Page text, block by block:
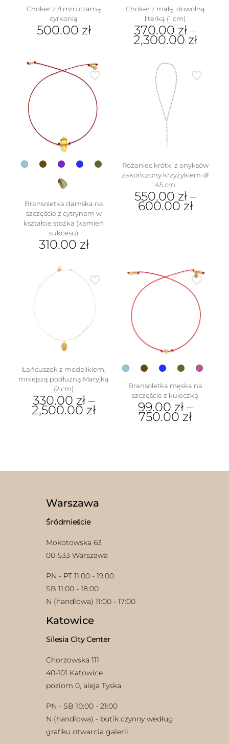
Choker z 8 mm czarną
cyrkonią
500.00 zł
Choker z małą, dowolną
literką (1 cm)
370.00 zł –
2,300.00 zł
produkt
ma
wiele
wariantów.
Opcje
można
wybrać
na
stronie
produktu
Bransoletka damska na
szczęście z cytrynem w
kształcie stożka (kamień
sukcesu)
310.00 zł
wariantów.
stronie
Różaniec krótki z onyksów
zakończony krzyżykiem dł
45 cm
550.00 zł–
600.00 zł
można
wybrać
Łańcuszek z medalikiem,
mniejszą podłużną Maryjką
(2 cm)
330.00 zł –
2,500.00 zł
Opcje
na
produktu
Bransoletka męska na
szczęście z kuleczką
99.00 zł–
750.00 zł
Warszawa
Śródmieście
Mokotowska 63
00-533 Warszawa
PN - PT 11:00 - 19:00
SB 11:00 - 18:00
N (handlowa) 11:00 - 17:00
Katowice
Silesia City Center
Chorzowska 111
40-101 Katowice
poziom 0, aleja Tyska
PN - SB 10:00 - 21:00
N (handlowa) - butik czynny według
grafiku otwarcia galerii